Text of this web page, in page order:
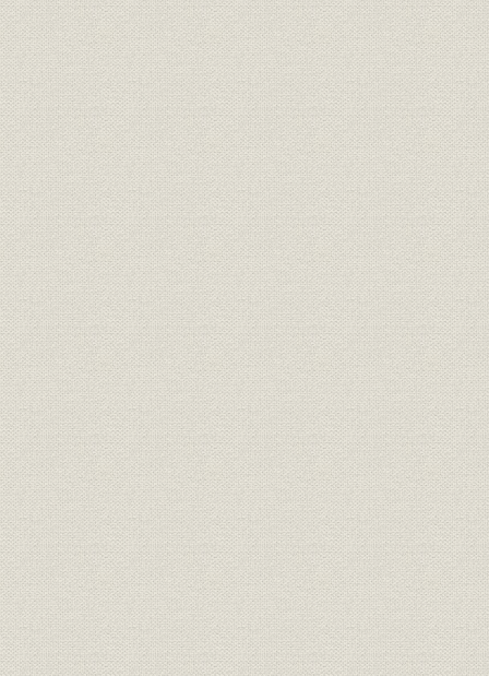
3. 支店・出張所等の増設
4. 「朝鮮銀行法」の改正と朝鮮総督の監督権問題
5. 銀行券の流通拡大と制限外発行の開始
6. 貸出の増加と政府からの資金援助
7. 大戦下の朝鮮金融事情と朝鮮殖産銀行の設立
8. 朝鮮内における貸出増加と金利の推移
9. 満州・シベリアおよび中国関内への営業拡大
10. 内地店の営業と借入金の増加
11. 外国為替業務の拡大と為替資金
12. 金の造幣局輸納と外貨による輸納の増大
13. 組織・人員の整備・拡張
第3章 業務整理期の朝鮮銀行
第1節 不良債権の整理
1. 1922年整理計画の破綻と政府、日本銀行への援助依頼
2. 監督体制の大蔵省移管に伴う「朝鮮銀行法」の改正